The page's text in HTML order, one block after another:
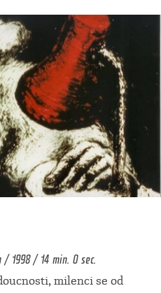
1998 / 14 min. 0 sec.
milenci se od